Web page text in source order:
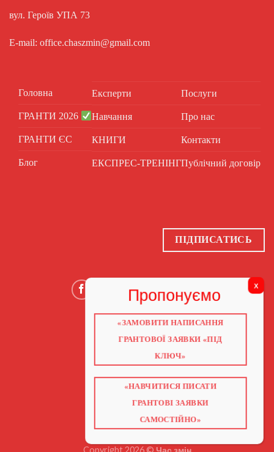
вул. Героїв УПА 73
E-mail: office.chaszmin@gmail.com
Головна
ГРАНТИ 2026
ГРАНТИ ЄС
Блог
Експерти
Навчання
КНИГИ
ЕКСПРЕС-ТРЕНІНГ
Послуги
Про нас
Контакти
Публічний договір
ПІДПИСАТИСЬ
ПРО НАС
ГРАНТИ ЄС
БЛОГ
ПОСЛУГИ
НАВЧАННЯ
КОНТАКТИ
Copyright 2026 © Час змін
«ЗАМОВИТИ НАПИСАННЯ
ГРАНТОВОЇ ЗАЯВКИ «ПІД
КЛЮЧ»
«НАВЧИТИСЯ ПИСАТИ
ГРАНТОВІ ЗАЯВКИ
САМОСТІЙНО»